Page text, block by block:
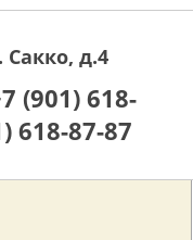
Сакко, д.4
(901) 618-
618-87-87